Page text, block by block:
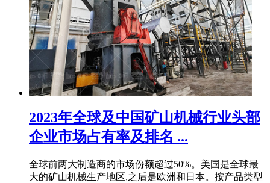
2023年全球及中国矿山机械行业头部
企业市场占有率及排名 ...
全球前两大制造商的市场份额超过50%。美国是全球最
大的矿山机械生产地区,之后是欧洲和日本。按产品类型